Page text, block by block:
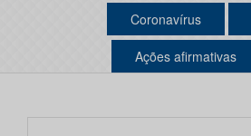
Coronavírus
Ações afirmativas